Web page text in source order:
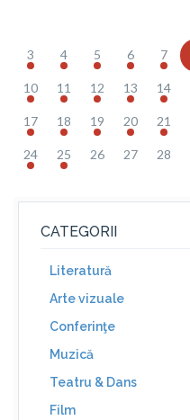
3 4 5 6 7
10 11 12 13 14
17 18 19 20 21
24 25 26 27 28
CATEGORII
Literatură
Arte vizuale
Conferinţe
Muzică
Teatru & Dans
Film